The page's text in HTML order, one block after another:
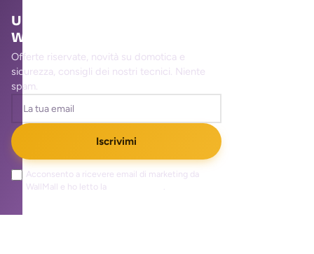
Unisciti alla community
WallMall
Offerte riservate, novità su domotica e
sicurezza, consigli dei nostri tecnici. Niente
spam.
Iscrivimi
Acconsento a ricevere email di marketing da
WallMall e ho letto la
.